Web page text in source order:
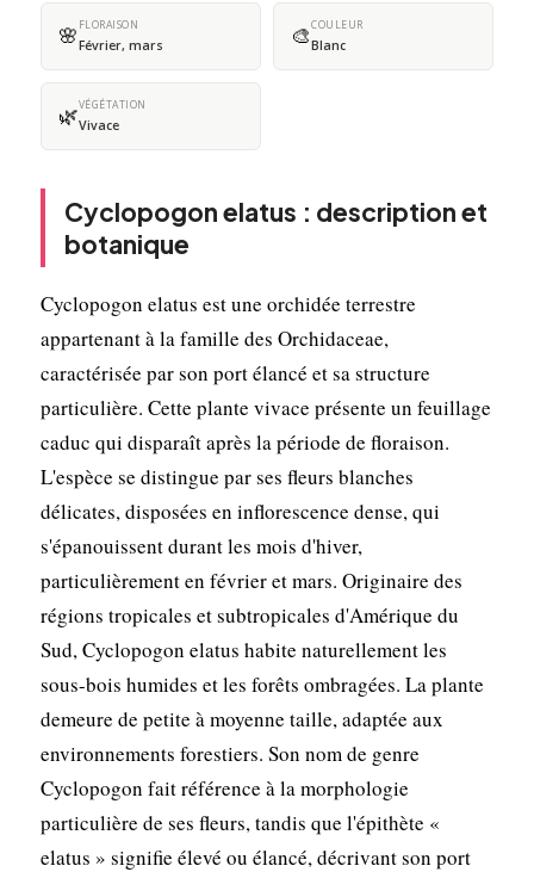
🌸 FLORAISON
Février, mars 🎨COULEUR
Blanc
🌿VÉGÉTATION
Vivace
Cyclopogon elatus : description et
botanique
Cyclopogon elatus est une orchidée terrestre
appartenant à la famille des Orchidaceae,
caractérisée par son port élancé et sa structure
particulière. Cette plante vivace présente un feuillage
caduc qui disparaît après la période de floraison.
L'espèce se distingue par ses fleurs blanches
délicates, disposées en inflorescence dense, qui
s'épanouissent durant les mois d'hiver,
particulièrement en février et mars. Originaire des
régions tropicales et subtropicales d'Amérique du
Sud, Cyclopogon elatus habite naturellement les
sous-bois humides et les forêts ombragées. La plante
demeure de petite à moyenne taille, adaptée aux
environnements forestiers. Son nom de genre
Cyclopogon fait référence à la morphologie
particulière de ses fleurs, tandis que l'épithète «
elatus » signifie élevé ou élancé, décrivant son port